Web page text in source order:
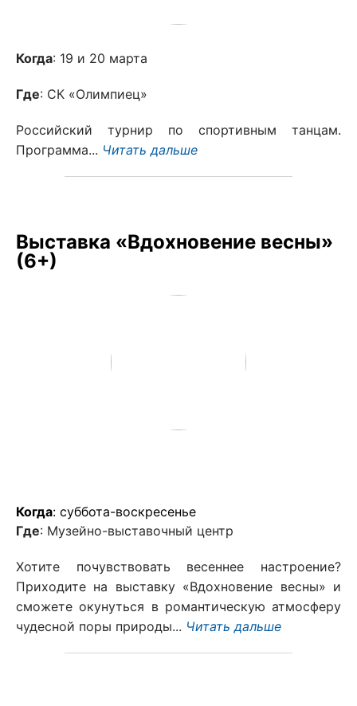
Когда: 19 и 20 марта
Где: СК «Олимпиец»
Российский турнир по спортивным танцам.
Программа... Читать дальше
Выставка «Вдохновение весны»
(6+)
Когда: суббота-воскресенье
Где: Музейно-выставочный центр
Хотите почувствовать весеннее настроение?
Приходите на выставку «Вдохновение весны» и
сможете окунуться в романтическую атмосферу
чудесной поры природы... Читать дальше